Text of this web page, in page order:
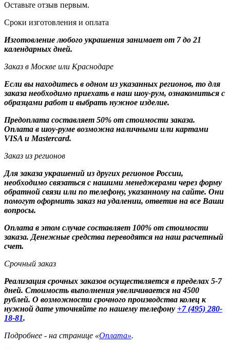
Оставьте отзыв первым.
Сроки изготовления и оплата
Изготовление любого украшения занимает от 7 до 21
календарных дней.
Заказ в Москве или Краснодаре
Если вы находитесь в одном из указанных регионов, то для
заказа необходимо приехать в наш шоу-рум, ознакомиться с
образцами работ и выбрать нужное изделие.
Предоплата составляет 50% от стоимости заказа.
Оплата в шоу-руме возможна наличными или картами
VISA и Mastercard.
Заказ из регионов
Для заказа украшений из других регионов России,
необходимо связаться с нашими менеджерами через форму
обратной связи или по телефону, указанному на сайте. Они
помогут оформить заказ на удалении, ответив на все Ваши
вопросы.
Оплата в этом случае составляет 100% от стоимости
заказа. Денежные средства переводятся на наш расчетный
счет.
Срочный заказ
Реализация срочных заказов осуществляется в пределах 5-7
дней. Стоимость выполнения увеличивается на 4500
рублей. О возможности срочного производства колец к
нужной дате уточняйте по нашему телефону +7 (495) 280-
18-81.
Подробнее - на странице «Оплата».